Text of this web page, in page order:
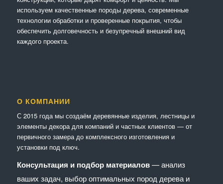
используем качественные породы дерева, современные
технологии обработки и проверенные покрытия, чтобы
обеспечить долговечность и безупречный внешний вид
каждого проекта.
О КОМПАНИИ
С 2015 года мы создаём деревянные изделия, лестницы и
элементы декора для компаний и частных клиентов — от
первичного замера до комплексного изготовления и
установки под ключ.
Консультация и подбор материалов— анализ
ваших задач, выбор оптимальных пород дерева и